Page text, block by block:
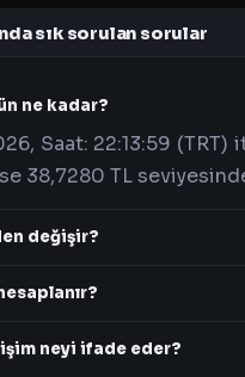
sık sorulan sorular
ne kadar?
Saat: 22:13:59 (TRT)
ise 38,7280 TL
değişir?
neyi ifade eder?